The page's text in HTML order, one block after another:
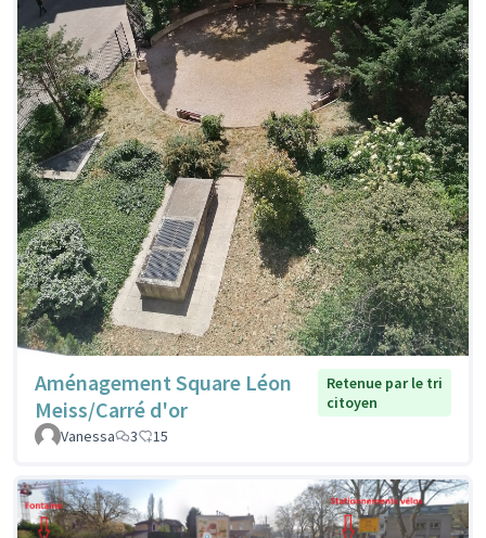
Aménagement Square Léon
Meiss/Carré d'or
Retenue par le tri
citoyen
Vanessa
3 15